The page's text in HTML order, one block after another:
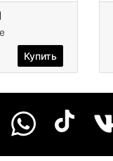
Купить